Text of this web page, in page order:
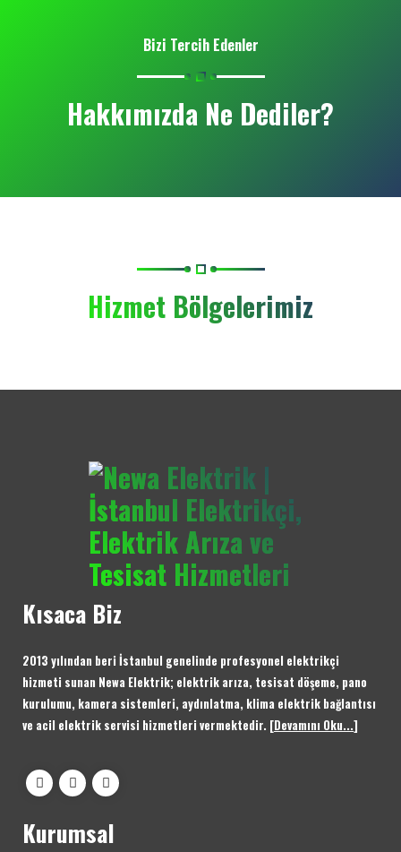
Bizi Tercih Edenler
Hakkımızda Ne Dediler?
Hizmet Bölgelerimiz
Kısaca Biz
2013 yılından beri İstanbul genelinde profesyonel elektrikçi
hizmeti sunan Newa Elektrik; elektrik arıza, tesisat döşeme, pano
kurulumu, kamera sistemleri, aydınlatma, klima elektrik bağlantısı
ve acil elektrik servisi hizmetleri vermektedir. [Devamını Oku...]
Kurumsal